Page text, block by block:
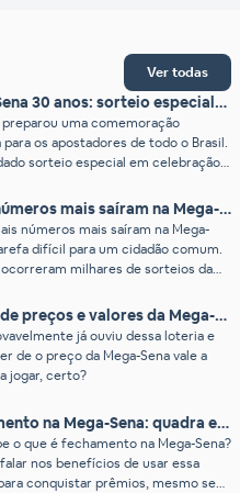
Ver todas
30 anos: sorteio especial
milhões
preparou uma comemoração
os apostadores de todo o Brasil.
sorteio especial em celebração
um prêmio estimado em R$
O grande diferencial deste
O prêmio não acumula! Abaixo,
tudo o que você precisa saber
regras, […]
mais saíram na Mega-
números mais saíram na Mega-
difícil para um cidadão comum.
ocorreram milhares de sorteios da
populares do país e milhares de
todas as semanas na
de ganhar seu prêmio milionário.
sabe quais números mais […]
preços e valores da Mega-
já ouviu dessa loteria e
de o preço da Mega-Sena vale a
jogar, certo?
na Mega-Sena: quadra e
o que é fechamento na Mega-Sena?
nos benefícios de usar essa
conquistar prêmios, mesmo sem